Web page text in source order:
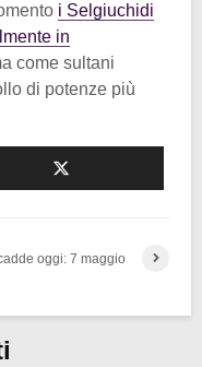
i Selgiuchidi
in
come sultani
di potenze più
oggi: 7 maggio